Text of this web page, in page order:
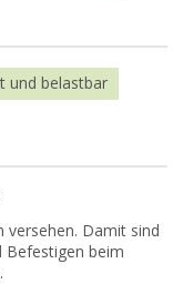
und belastbar
versehen. Damit sind
Befestigen beim